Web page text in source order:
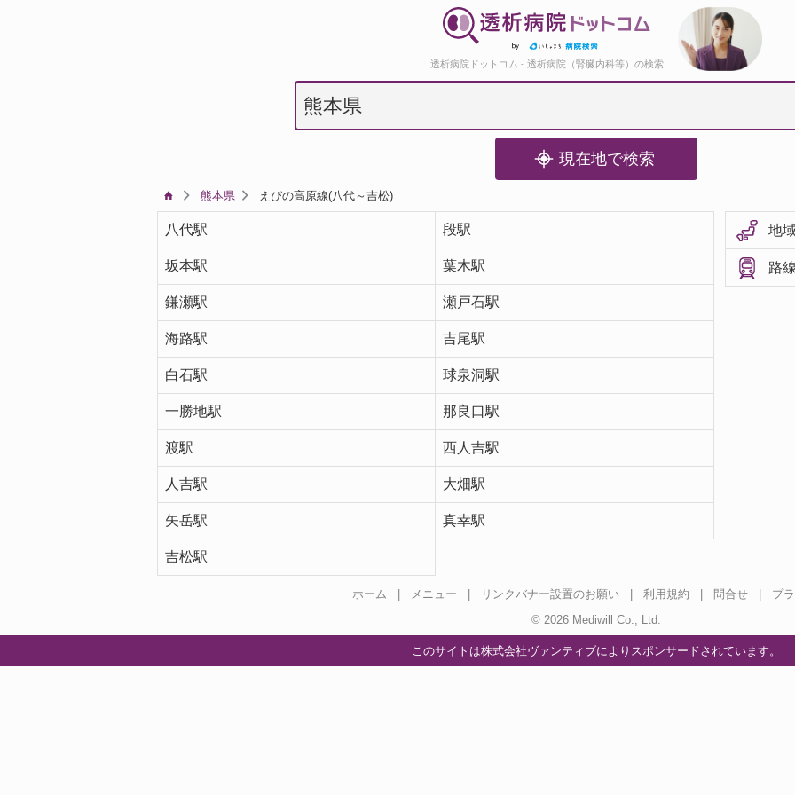
透析病院ドットコム - 透析病院（腎臓内科等）の検索
現在地で検索
熊本県 えびの高原線(八代～吉松)
八代駅 段駅
坂本駅 葉木駅
鎌瀬駅 瀬戸石駅
海路駅 吉尾駅
白石駅 球泉洞駅
一勝地駅 那良口駅
渡駅 西人吉駅
人吉駅 大畑駅
矢岳駅 真幸駅
吉松駅
地
路
ホーム メニュー リンクバナー設置のお願い 利用規約 問合せ
プ
© 2026 Mediwill Co., Ltd.
このサイトは株式会社ヴァンティブにより スポンサードされています。